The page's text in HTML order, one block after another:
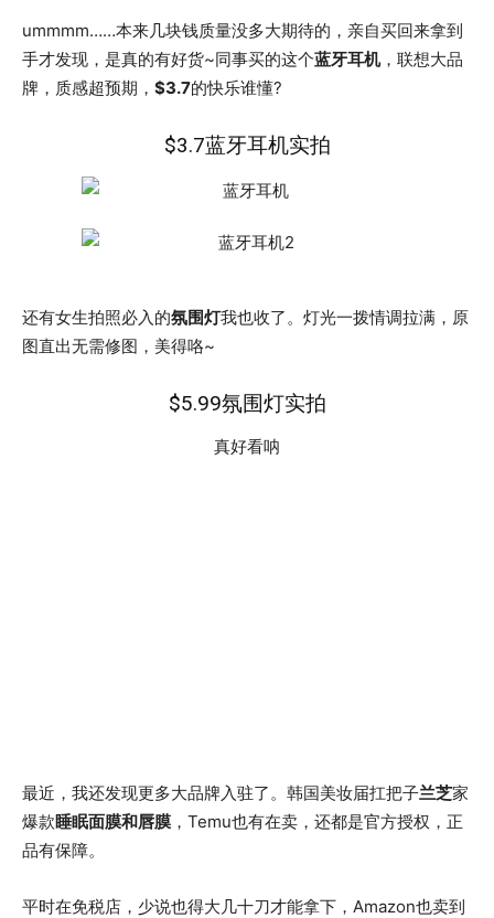
ummmm……本来几块钱质量没多大期待的，亲自买回来拿到
手才发现，是真的有好货~同事买的这个蓝牙耳机，联想大品
牌，质感超预期， $3.7的快乐谁懂?
$3.7蓝牙耳机实拍
还有女生拍照必入的氛围灯我也收了。灯光一拨情调拉满，原
图直出无需修图，美得咯~
$5.99氛围灯实拍
真好看呐
最近，我还发现更多大品牌入驻了。韩国美妆届扛把子兰芝家
爆款睡眠面膜和唇膜 ，Temu也有在卖，还都是官方授权，正
品有保障。
平时在免税店，少说也得大几十刀才能拿下，Amazon也卖到